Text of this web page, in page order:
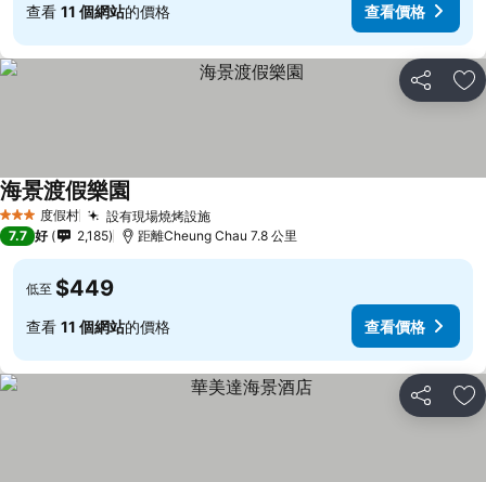
查看 11 個網站的價格 查看價格
分享 放
3 星級 度假村 設有現場燒烤設施
海景渡假樂園
7.7 好 2,185 距離Cheung Chau 7.8 公里
低至 $449
查看 11 個網站的價格 查看價格
分享 放